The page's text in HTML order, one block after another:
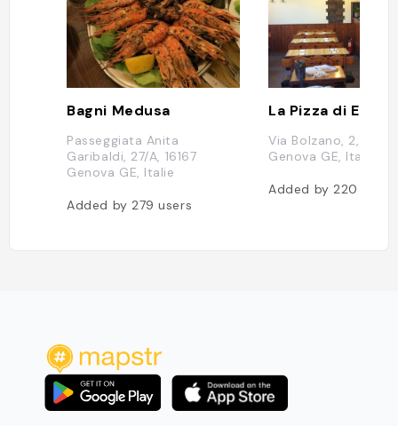
Bagni Medusa
Passeggiata Anita
Garibaldi, 27/A, 16167
Genova GE, Italie
Added by 279users
La Pizza di Egizio
Via Bolzano, 2, 16166
Genova GE, Italie
Added by 220